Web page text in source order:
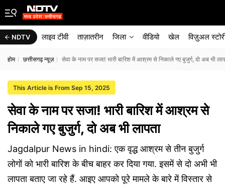
NDTV लाइव टीवी ताज़ातरीन जिला वीडियो खेल विज़ुअल
होम छत्तीसगढ़ न्यूज़ सेवा के नाम पर सजा! भारी बारिश में आश्रम से निकाले गए बुजुर्ग, दो अब भी
This Article is From Sep 15, 2025
सेवा के नाम पर सजा! भारी बारिश में आश्रम से
निकाले गए बुजुर्ग, दो अब भी लापता
Jagdalpur News in hindi: एक वृद्ध आश्रम से तीन बुजुर्ग
लोगों को भारी बारिश के बीच बाहर कर दिया गया. इसमें से दो अभी भी
लापता बताए जा रहे हैं. आइए आपको पूरे मामले के बारे में विस्तार से